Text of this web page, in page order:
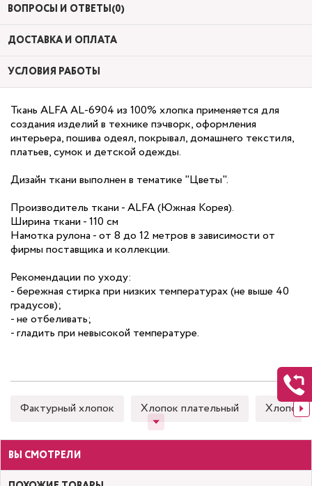
ВОПРОСЫ И ОТВЕТЫ(0)
ДОСТАВКА И ОПЛАТА
УСЛОВИЯ РАБОТЫ
Ткань ALFA AL-6904 из 100% хлопка применяется для
создания изделий в технике пэчворк, оформления
интерьера, пошива одеял, покрывал, домашнего текстиля,
платьев, сумок и детской одежды.
Дизайн ткани выполнен в тематике "Цветы".
Производитель ткани - ALFA (Южная Корея).
Ширина ткани - 110 см
Намотка рулона - от 8 до 12 метров в зависимости от
фирмы поставщика и коллекции.
Рекомендации по уходу:
- бережная стирка при низких температурах (не выше 40
градусов);
- не отбеливать;
- гладить при невысокой температуре.
Фактурный хлопок Хлопок плательный Хлопок
ВЫ СМОТРЕЛИ